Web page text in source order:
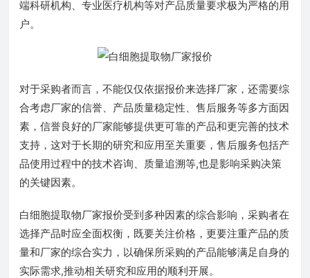
端科研机构、专业医疗机构等对产品质量要求极为严格的用
户。
对于采购者而言，不能仅仅依据报价来选择厂家，还需要综
合考虑厂家的信誉、产品质量稳定性、售后服务等多方面因
素，信誉良好的厂家能够提供更可靠的产品和更完善的技术
支持，这对于长期的研究和应用至关重要，售后服务包括产
品使用过程中的技术咨询、质量追溯等,也是影响采购决策
的关键因素。
白细胞提取物厂家报价受到多种因素的综合影响，采购者在
选择产品时应全面权衡，既要关注价格，更要注重产品的质
量和厂家的综合实力，以确保所采购的产品能够满足自身的
实际需求,推动相关研究和应用的顺利开展。